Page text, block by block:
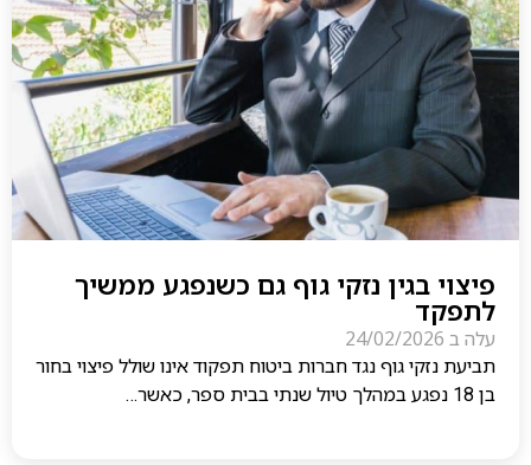
פיצוי בגין נזקי גוף גם כשנפגע ממשיך
לתפקד
עלה ב 24/02/2026
תביעת נזקי גוף נגד חברות ביטוח תפקוד אינו שולל פיצוי בחור
בן 18 נפגע במהלך טיול שנתי בבית ספר, כאשר…